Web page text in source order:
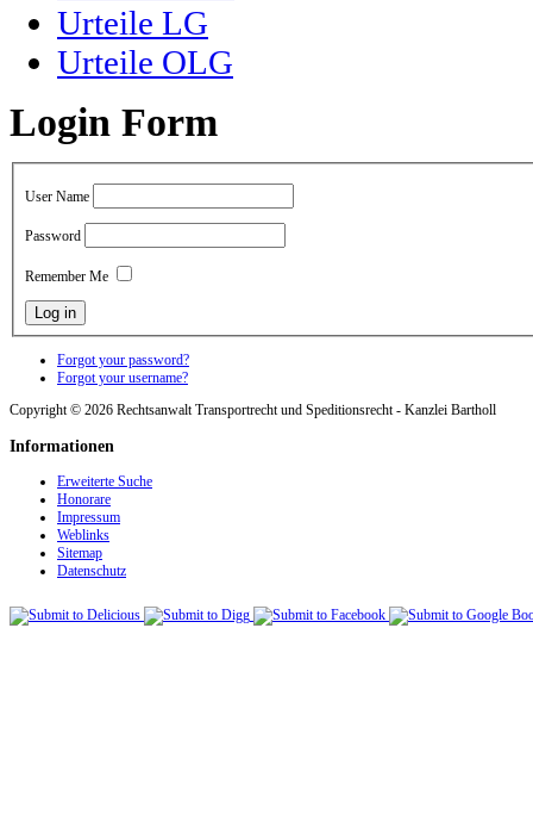
Urteile LG
Urteile OLG
Login Form
User Name
Password
Remember Me
Forgot your password?
Forgot your username?
Copyright © 2026 Rechtsanwalt Transportrecht und Speditionsrecht - Kanzlei Bartholl
Informationen
Erweiterte Suche
Honorare
Impressum
Weblinks
Sitemap
Datenschutz